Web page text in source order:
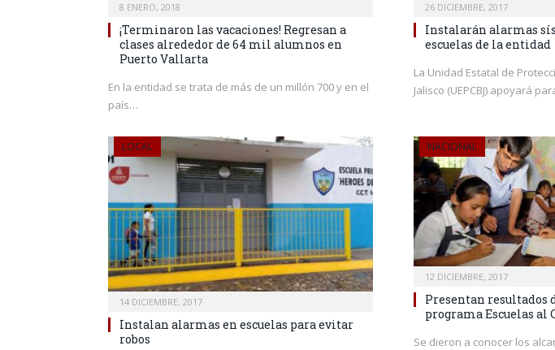
8 ENERO, 2018
¡Terminaron las vacaciones! Regresan a
clases alrededor de 64 mil alumnos en
Puerto Vallarta
En la entidad se trata de más de un millón 700 y en el
país…
26 DICIEMBRE, 2017
Instalarán alarmas
escuelas de la entidad
La Unidad Estatal de
Jalisco (UEPCBJ) apoyará
LOCAL
14 DICIEMBRE, 2017
Instalan alarmas en escuelas para evitar
robos
NACIONAL
12 DICIEMBRE, 2017
Presentan resultados
programa Escuelas al
Se dieron a conocer los